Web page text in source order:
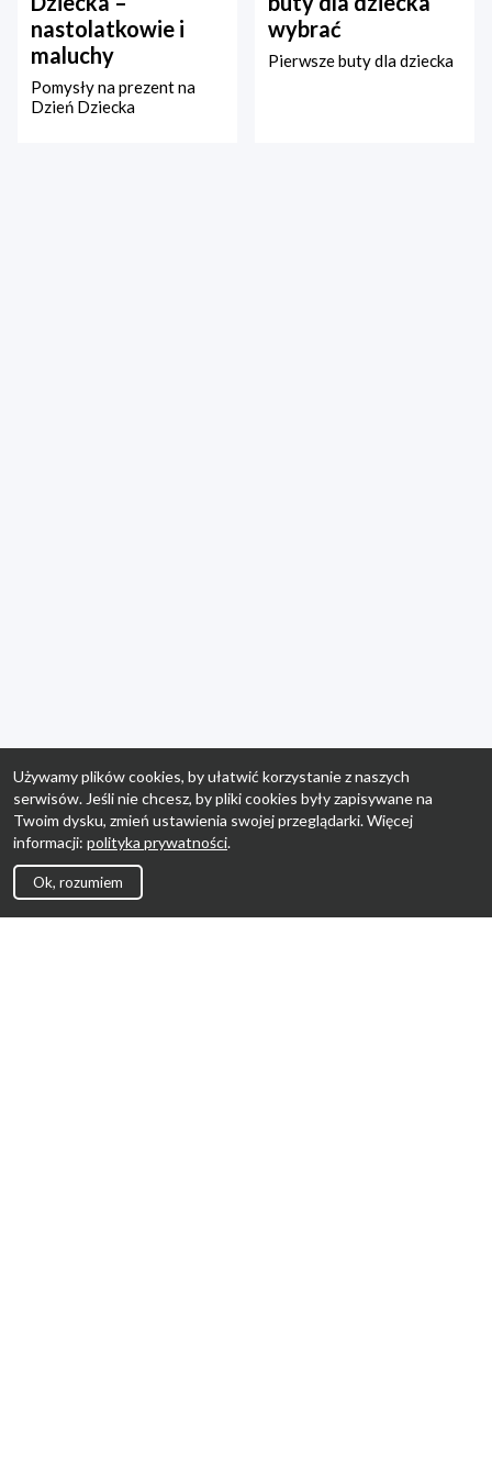
nastolatkowie i
maluchy
Pomysły na prezent na
Dzień Dziecka
wybrać
Pierwsze buty dla dziecka
Używamy plików cookies, by ułatwić korzystanie z naszych
serwisów. Jeśli nie chcesz, by pliki cookies były zapisywane na
Twoim dysku, zmień ustawienia swojej przeglądarki. Więcej
informacji: polityka prywatności.
Ok, rozumiem